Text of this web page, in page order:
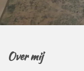
Over mij